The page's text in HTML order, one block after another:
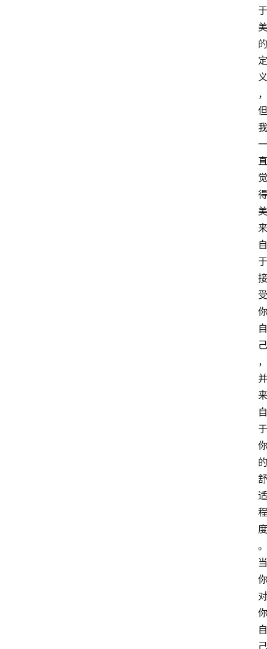
于
美
的
定
义
，
但
我
一
直
觉
得
美
来
自
于
接
受
你
自
己
，
并
来
自
于
你
的
舒
适
程
度
。
当
你
对
你
自
己